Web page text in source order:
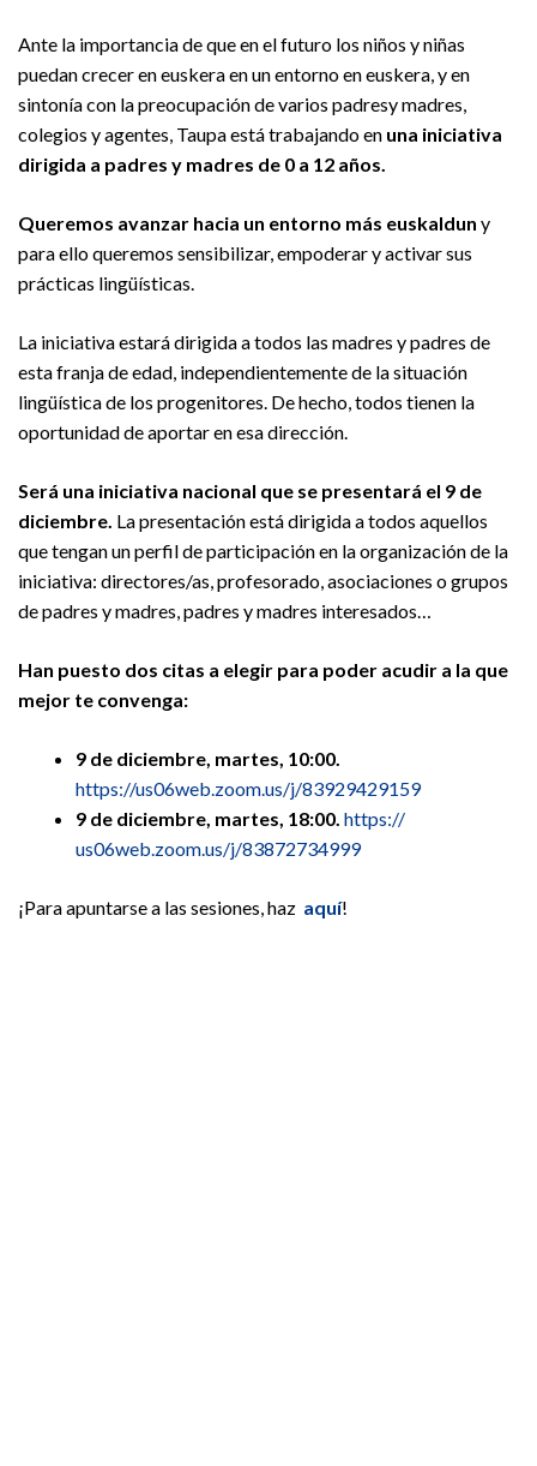
Ante la importancia de que en el futuro los niños y niñas
puedan crecer en euskera en un entorno en euskera, y en
sintonía con la preocupación de varios padresy madres,
colegios y agentes, Taupa está trabajando en una iniciativa
dirigida a padres y madres de 0 a 12 años.
Queremos avanzar hacia un entorno más euskaldun y
para ello queremos sensibilizar, empoderar y activar sus
prácticas lingüísticas.
La iniciativa estará dirigida a todos las madres y padres de
esta franja de edad, independientemente de la situación
lingüística de los progenitores. De hecho, todos tienen la
oportunidad de aportar en esa dirección.
Será una iniciativa nacional que se presentará el 9 de
diciembre. La presentación está dirigida a todos aquellos
que tengan un perfil de participación en la organización de la
iniciativa: directores/as, profesorado, asociaciones o grupos
de padres y madres, padres y madres interesados…
Han puesto dos citas a elegir para poder acudir a la que
mejor te convenga:
9 de diciembre, martes, 10:00.
https://us06web.zoom.us/j/83929429159
9 de diciembre, martes, 18:00. https://
us06web.zoom.us/j/83872734999
¡Para apuntarse a las sesiones, haz aquí!